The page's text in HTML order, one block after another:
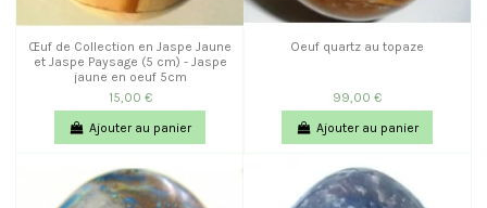
Œuf de Collection en Jaspe Jaune
et Jaspe Paysage (5 cm) - Jaspe
jaune en oeuf 5cm
15,00 €
Ajouter au panier
Oeuf quartz au topaze
99,00 €
Ajouter au panier